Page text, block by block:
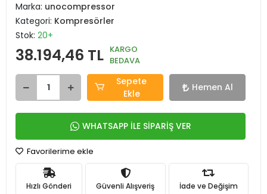
Marka: unocompressor
Kategori: Kompresörler
Stok: 20+
38.194,46 TL KARGO
BEDAVA
Sepete
Ekle
Hemen Al
WHATSAPP İLE SİPARİŞ VER
Favorilerime ekle
Hızlı Gönderi Güvenli Alışveriş İade ve Değişim